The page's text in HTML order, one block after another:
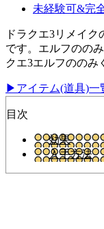
未経験可&完
ドラクエ3リメイ
です。エルフのの
クエ3エルフののみ
▶アイテム(道具)一
目次
効果
入手方法